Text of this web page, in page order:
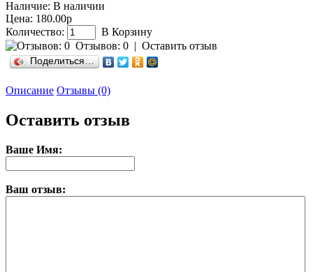
Наличие: В наличии
Цена: 180.00р
Количество:
В Корзину
Отзывов: 0 | Оставить отзыв
Поделиться…
Описание Отзывы (0)
Оставить отзыв
Ваше Имя:
Ваш отзыв: